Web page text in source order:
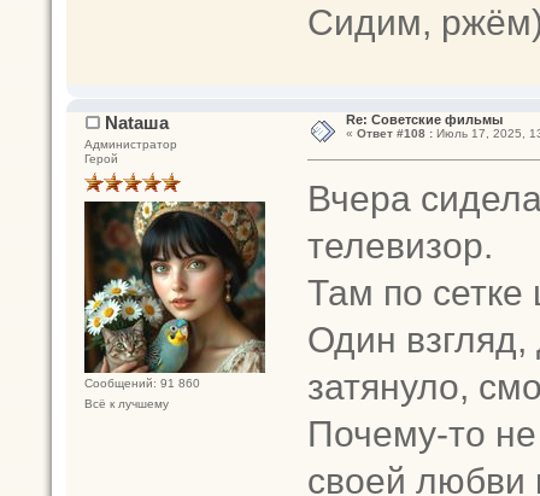
Сидим,
Nataшa
Администратор
Герой
Сообщений: 91 860
Всё к лучшему
Re: Советские фильмы
« Ответ #108 :Июль 17, 2025,
Вчера
телевизор.
Там по
Один взгляд,
затянуло,
Почему-то
своей любви